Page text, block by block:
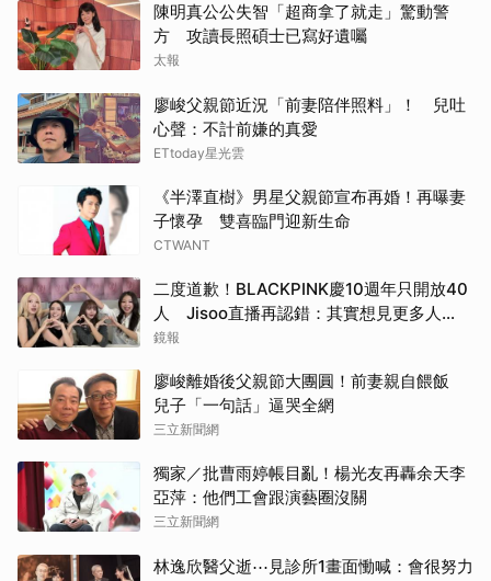
陳明真公公失智「超商拿了就走」驚動警
方 攻讀長照碩士已寫好遺囑
太報
廖峻父親節近況「前妻陪伴照料」！ 兒吐
心聲：不計前嫌的真愛
ETtoday星光雲
《半澤直樹》男星父親節宣布再婚！再曝妻
子懷孕 雙喜臨門迎新生命
CTWANT
二度道歉！BLACKPINK慶10週年只開放40
人 Jisoo直播再認錯：其實想見更多人…
鏡報
廖峻離婚後父親節大團圓！前妻親自餵飯
兒子「一句話」逼哭全網
三立新聞網
獨家／批曹雨婷帳目亂！楊光友再轟余天李
亞萍：他們工會跟演藝圈沒關
三立新聞網
林逸欣醫父逝⋯見診所1畫面慟喊：會很努力